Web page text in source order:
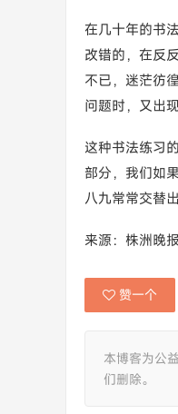
在几十年的书
改错的，在反
不已，迷茫彷
问题时，又出
这种书法练习
部分，我们如
八九常常交替
来源：株洲晚报
赞一个
本博客为公
们删除。